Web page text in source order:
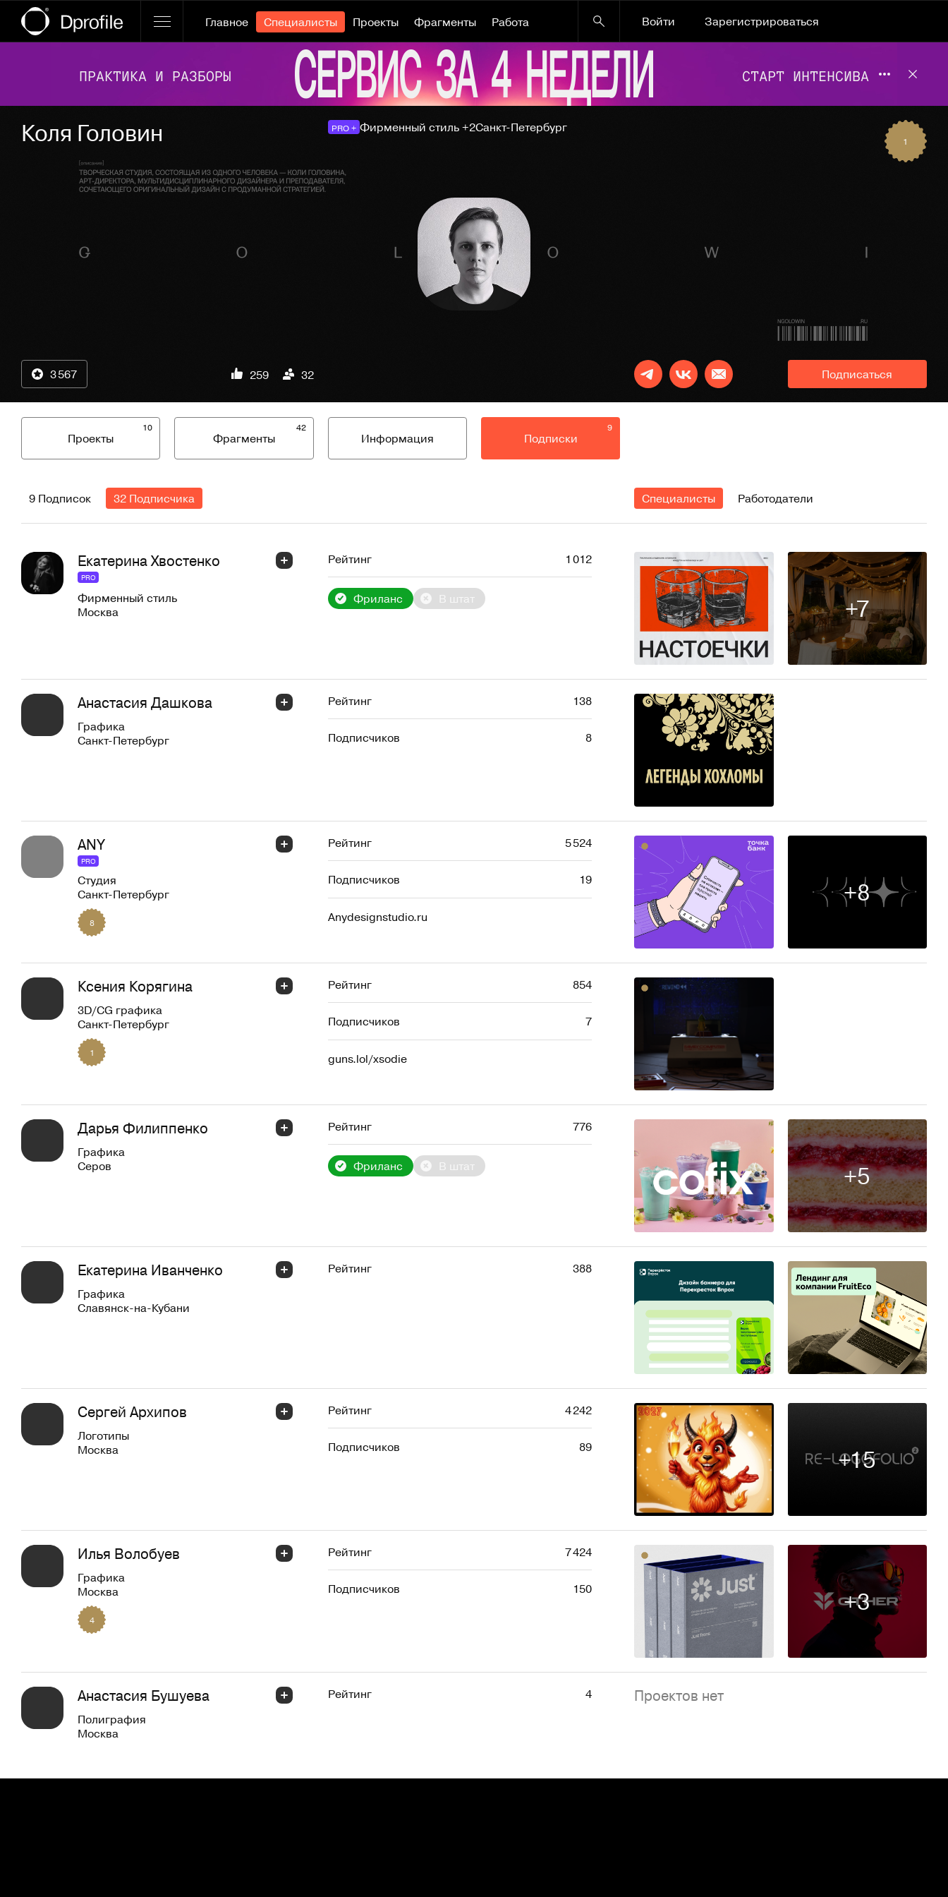
Главное Специалисты Проекты Фрагменты Работа Войти
Зарегистрироваться
Коля Головин PRO + Фирменный стиль +2Санкт-Петербург
1
3 567 259 32 Подписаться
10
Проекты
42
Фрагменты Информация
9
Подписки
9 Подписок 32 Подписчика Специалисты Работодатели
Екатерина Хвостенко
PRO
Фирменный стиль
Москва
Рейтинг 1 012
Фриланс В штат
11
+7
Анастасия Дашкова
Графика
Санкт-Петербург
Рейтинг 138
Подписчиков 8
ANY
PRO
Студия
Санкт-Петербург
8
Рейтинг 5 524
Подписчиков 19
Anydesignstudio.ru
90
+8
Ксения Корягина
3D/CG графика
Санкт-Петербург
1
Рейтинг 854
Подписчиков 7
guns.lol/xsodie
46
Дарья Филиппенко
Графика
Серов
Рейтинг 776
Фриланс В штат
7
+5
Екатерина Иванченко
Графика
Славянск-на-Кубани
Рейтинг 388
3 4
Сергей Архипов
Логотипы
Москва
Рейтинг 4 242
Подписчиков 89
27
+15
Илья Волобуев
Графика
Москва
4
Рейтинг 7 424
Подписчиков 150 +3
Анастасия Бушуева
Полиграфия
Москва
Рейтинг 4 Проектов нет